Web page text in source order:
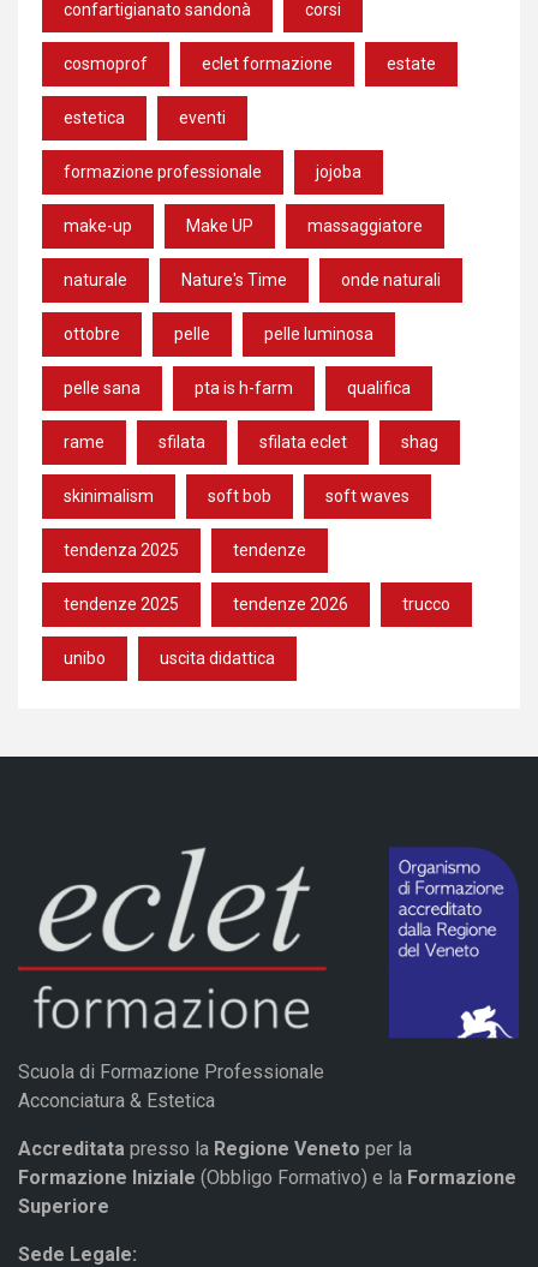
confartigianato sandonà corsi
cosmoprof eclet formazione estate
estetica eventi
formazione professionale jojoba
make-up Make UP massaggiatore
naturale Nature's Time onde naturali
ottobre pelle pelle luminosa
pelle sana pta is h-farm qualifica
rame sfilata sfilata eclet shag
skinimalism soft bob soft waves
tendenza 2025 tendenze
tendenze 2025 tendenze 2026 trucco
unibo uscita didattica
Scuola di Formazione Professionale
Acconciatura & Estetica
Accreditata presso la Regione Veneto per la
Formazione Iniziale (Obbligo Formativo) e la Formazione
Superiore
Sede Legale: